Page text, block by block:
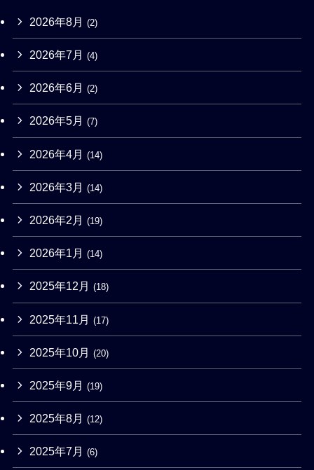
2026年8月 (2)
2026年7月 (4)
2026年6月 (2)
2026年5月 (7)
2026年4月 (14)
2026年3月 (14)
2026年2月 (19)
2026年1月 (14)
2025年12月 (18)
2025年11月 (17)
2025年10月 (20)
2025年9月 (19)
2025年8月 (12)
2025年7月 (6)